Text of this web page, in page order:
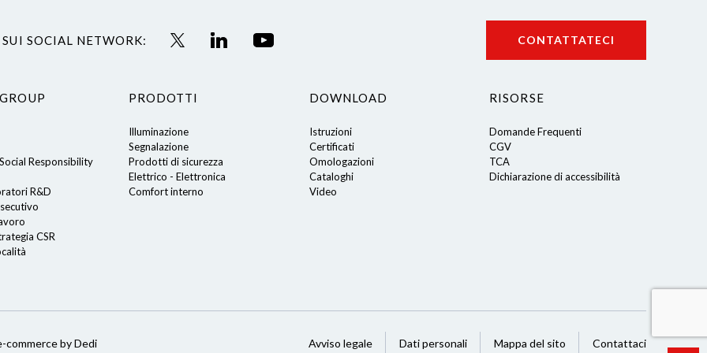
SOCIAL NETWORK: CONTATTATECI
Responsibility
R&D
CSR
PRODOTTI
Illuminazione
Segnalazione
Prodotti di sicurezza
Elettrico - Elettronica
Comfort interno
DOWNLOAD
Istruzioni
Certificati
Omologazioni
Cataloghi
Video
RISORSE
Domande Frequenti
CGV
TCA
Dichiarazione di accessibilità
commerce by Dedi Avviso legale Dati personali Mappa del sito Contattaci